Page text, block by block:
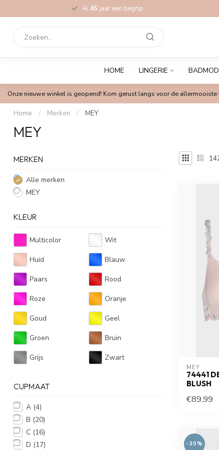
Al 45 jaar een begrip
HOME LINGERIE
Onze nieuwe winkel is geopend! Kom gerust langs voor de
Home / Merken / MEY
MEY
MERKEN
Alle merken
MEY
KLEUR
Multicolor Wit
Huid Blauw
Paars Rood
Roze Oranje
Goud Geel
Groen Bruin
Grijs Zwart
CUPMAAT
A (4)
B (20)
C (16)
D (17)
MEY
74441
BLUSH
€89,99
-30%